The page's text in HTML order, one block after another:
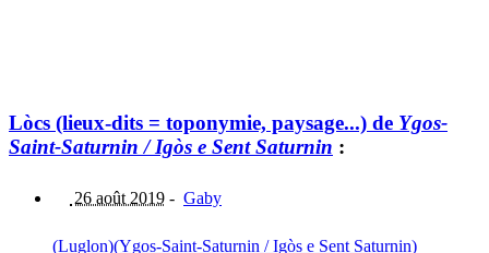
Lòcs (lieux-dits = toponymie, paysage...) de Ygos-
Saint-Saturnin / Igòs e Sent Saturnin :
26 août 2019 - Gaby
(Luglon)(Ygos-Saint-Saturnin / Igòs e Sent Saturnin)